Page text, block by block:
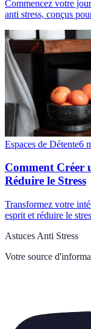
Commencez votre
anti stress, conçus
Espaces de Détente6
Comment Créer
Réduire le Stress
Transformez votre
esprit et réduire le
Astuces Anti Stress
Votre source